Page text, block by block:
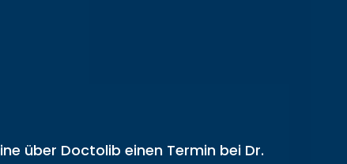
über Doctolib einen Termin bei Dr.